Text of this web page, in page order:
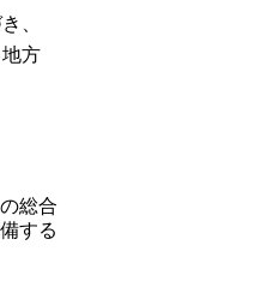
、
方
総合
する